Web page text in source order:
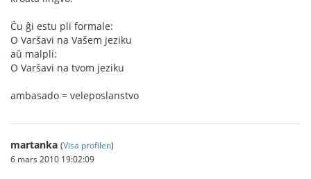
Ĉu ĝi estu pli formale:
O Varšavi na Vašem jeziku
aŭ malpli:
O Varšavi na tvom jeziku
ambasado = veleposlanstvo
martanka (Visa profilen)
6 mars 2010 19:02:09